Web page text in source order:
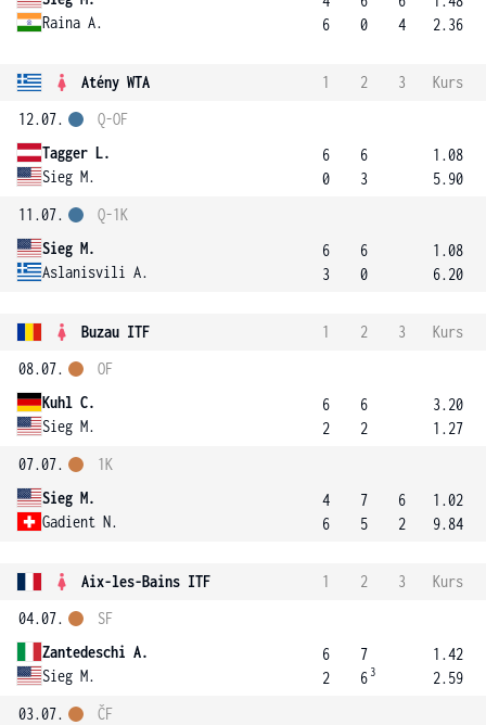
Raina A.
6
0
4
2.36
Atény WTA 1 2 3
Kurs
12.07.
Tagger L.
Sieg M.
Q-OF
6
0
6
3
1.08
5.90
11.07.
Sieg M.
Aslanisvili A.
Q-1K
6
3
6
0
1.08
6.20
Buzau ITF 1 2 3
Kurs
08.07.
Kuhl C.
Sieg M.
OF
6
2
6
2
3.20
1.27
07.07.
Sieg M.
Gadient N.
1K
4
6
7
5
6
2
1.02
9.84
Aix-les-Bains ITF 1 2 3
Kurs
04.07.
Zantedeschi A.
Sieg M.
SF
6
2
7
6 3
1.42
2.59
03.07.
ČF